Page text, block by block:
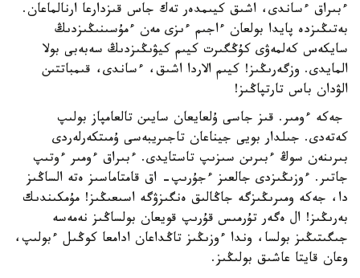
ءبىراق ءساندى، اشىق كيىمدەر تەك جاس قىزدارعا ارنالماعان.
بەتىڭىزدە پايدا بولعان ءاجىم ءىزى مەن ءمۇسىنىڭىزدىڭ
سايكەس كەلمەۋى كۇڭگىرت كيىم كيۋىڭىزدىڭ سەبەبى بولا
المايدى. وزگەرىڭىز! كيىم الاردا اشىق، ءساندى، قىمباتتىن
الۋدان باس تارتپاڭىز!
جەكە ءومىر. قىز جاسى ۇلعايعان سايىن تالعامپاز بولىپ
كەتەدى. جىلدار بويى جيناعان تاجىريبەسى ۇمىتكەرلەردى
بىرىنەن سوڭ ءبىرىن سىزىپ تاستايدى. ءبىراق ءومىر ءوتىپ
جاتىر. ءوزىڭىزدى جالعىز ءجۇرىپ- اق قامتاماسىز ەتە الساڭىز
دا، جەكە ومىرىڭىزگە جاڭالىق ەنگىزۋگە اسىعىڭىز! مۇمكىندىك
بەرىڭىز! ال ەگەر تۇرمىس قۇرىپ قويعان بولساڭىز نەمەسە
جىگىتىڭىز بولسا، وندا ءوزىڭىز تاڭداعان ادامعا كوڭىل ءبولىپ،
وعان قايتا عاشىق بولىڭىز.